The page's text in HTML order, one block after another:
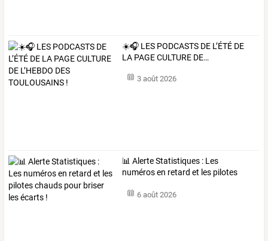
☀️🎧 LES PODCASTS DE L’ÉTÉ DE
LA PAGECULTURE DE…
3 août 2026
📊 AlerteStatistiques : Les
numérosen retard et les pilotes
6 août 2026